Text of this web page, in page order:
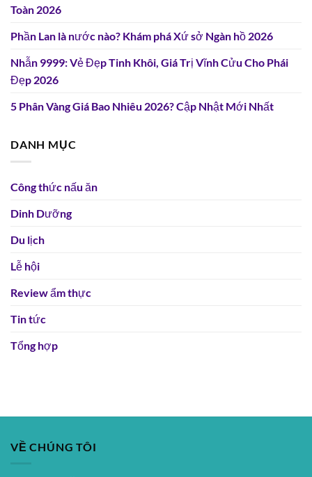
Toàn 2026
Phần Lan là nước nào? Khám phá Xứ sở Ngàn hồ 2026
Nhẫn 9999: Vẻ Đẹp Tinh Khôi, Giá Trị Vĩnh Cửu Cho Phái
Đẹp 2026
5 Phân Vàng Giá Bao Nhiêu 2026? Cập Nhật Mới Nhất
DANH MỤC
Công thức nấu ăn
Dinh Dưỡng
Du lịch
Lễ hội
Review ẩm thực
Tin tức
Tổng hợp
VỀ CHÚNG TÔI